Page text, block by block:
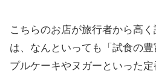
こちらのお店が旅行者から高
は、なんといっても「試食の
プルケーキやヌガーといった